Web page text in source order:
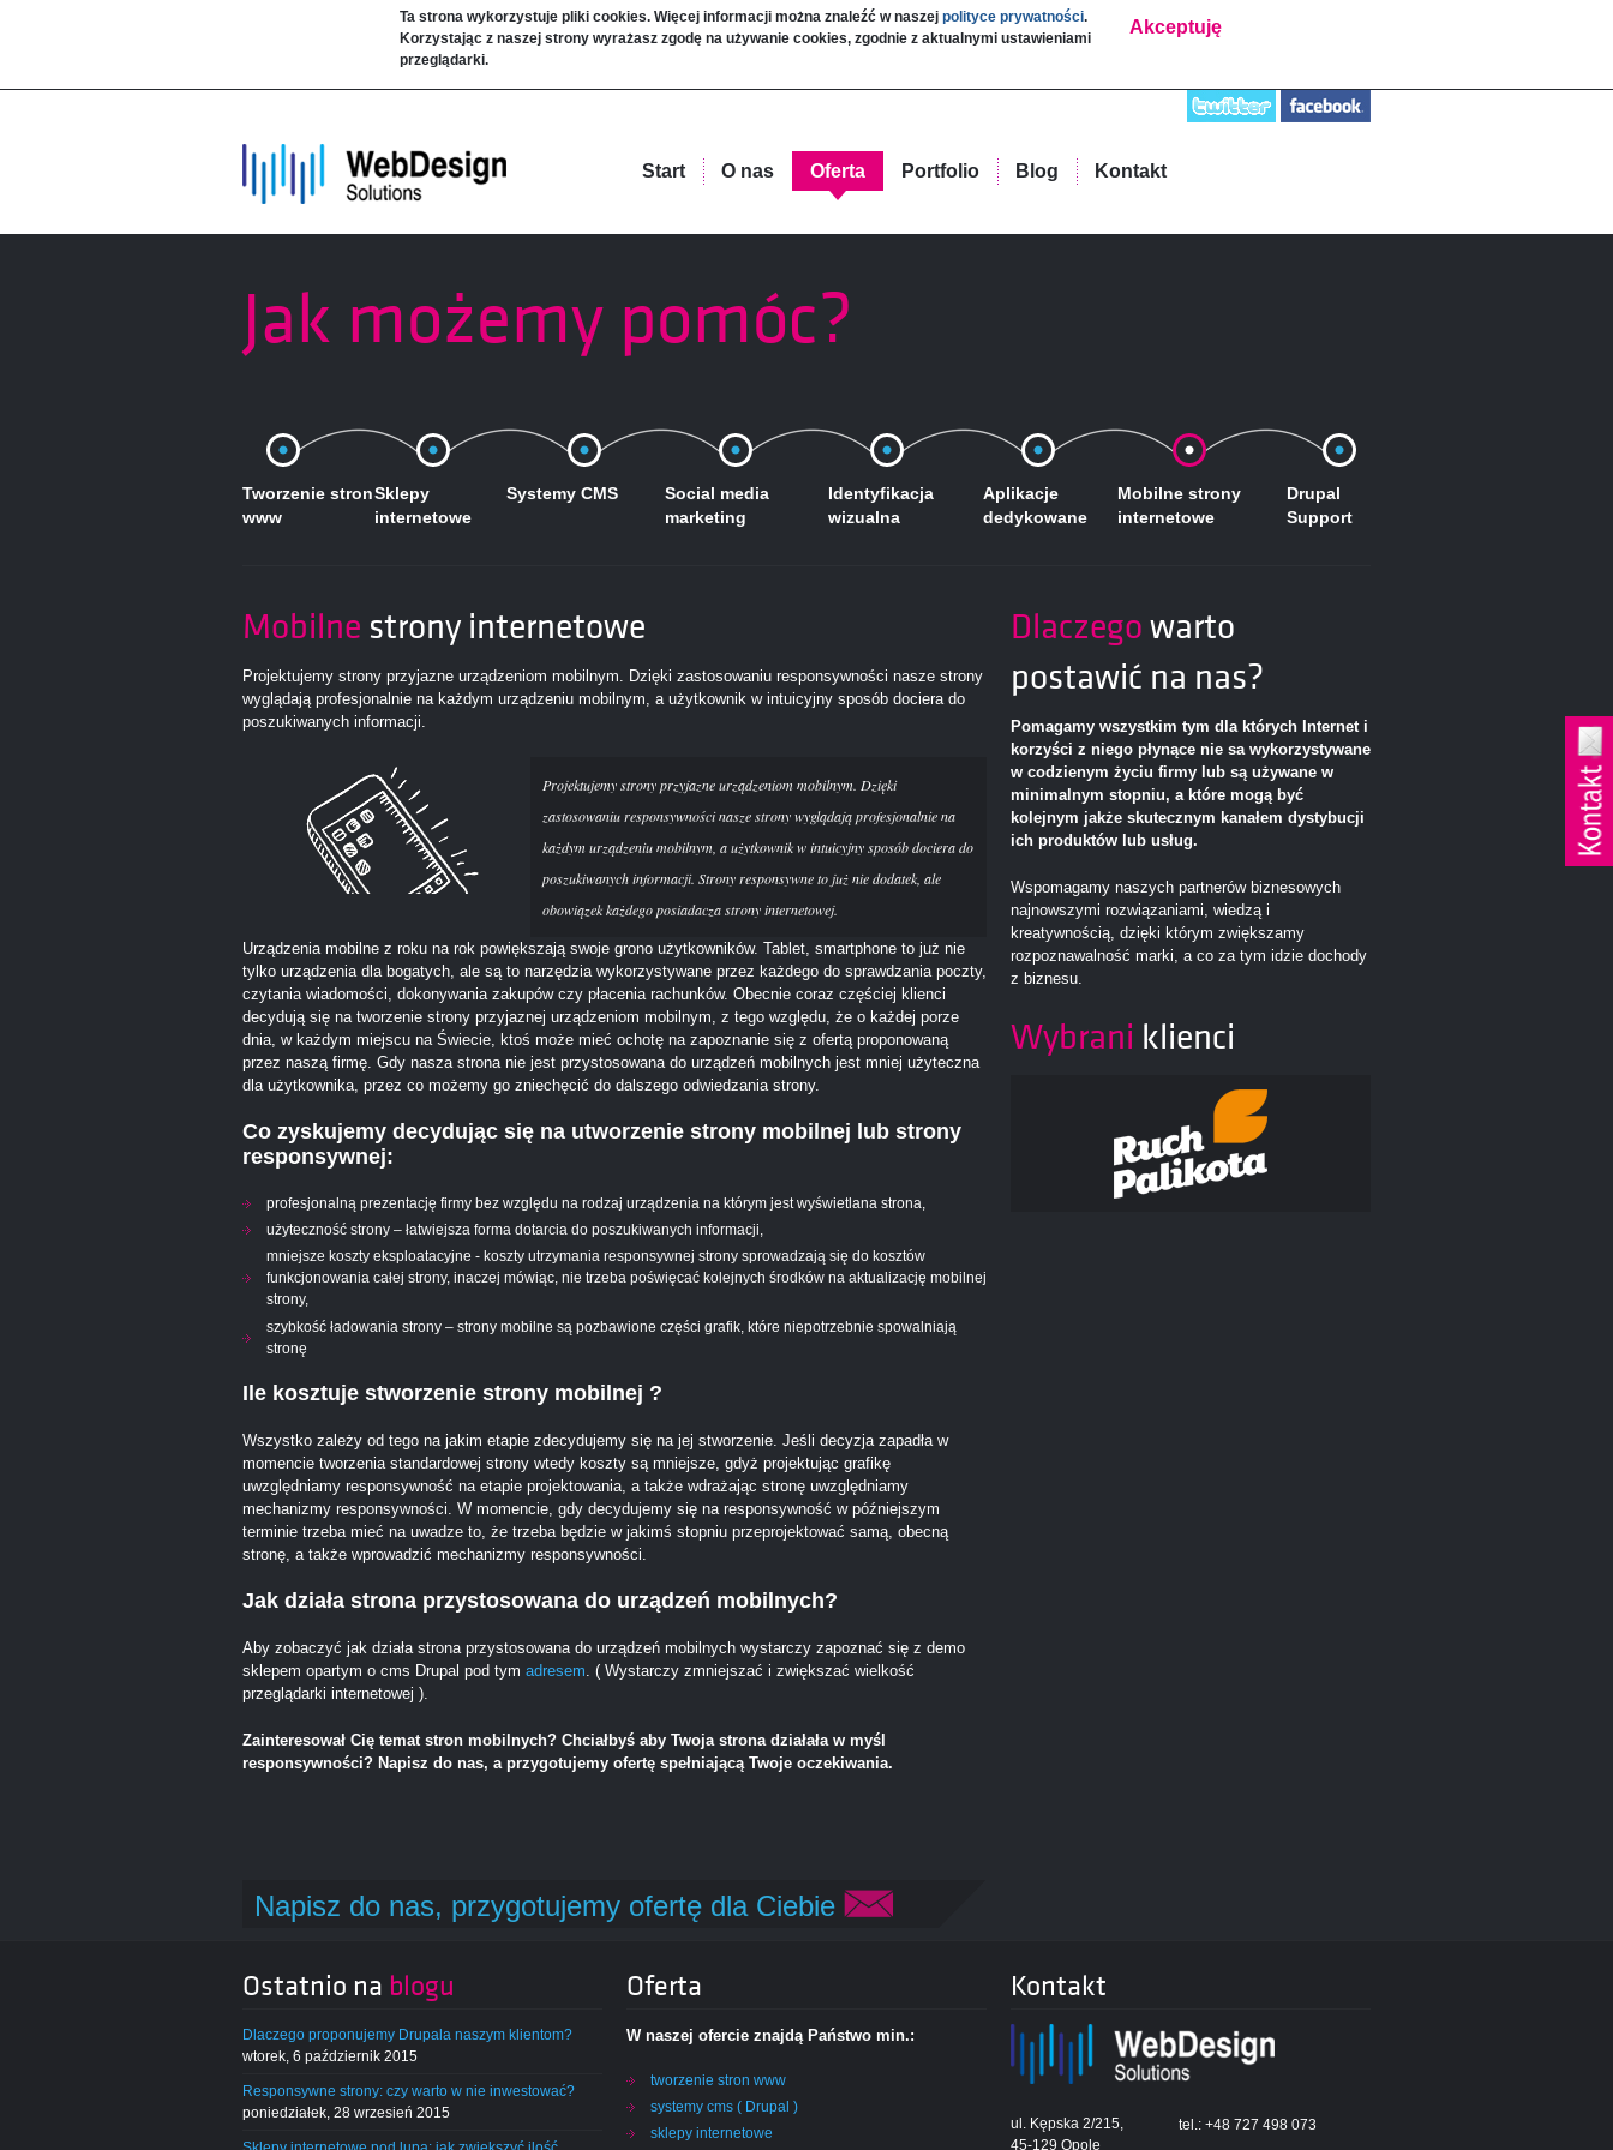
Ta strona wykorzystuje pliki cookies. Więcej informacji można znaleźć w naszej polityce prywatności.
Korzystając z naszej strony wyrażasz zgodę na używanie cookies, zgodnie z aktualnymi ustawieniami
przeglądarki.
Akceptuję
Start O nas Oferta Portfolio Blog Kontakt
Jak możemy pomóc?
Tworzenie stron
www
Sklepy
internetowe
Systemy CMS
Social media
marketing
Identyfikacja
wizualna
Aplikacje
dedykowane
Mobilne strony
internetowe
Drupal
Support
Mobilne strony internetowe
Projektujemy strony przyjazne urządzeniom mobilnym. Dzięki zastosowaniu responsywności nasze strony
wyglądają profesjonalnie na każdym urządzeniu mobilnym, a użytkownik w intuicyjny sposób dociera do
poszukiwanych informacji.
Projektujemy strony przyjazne urządzeniom mobilnym. Dzięki
zastosowaniu responsywności nasze strony wyglądają profesjonalnie na
każdym urządzeniu mobilnym, a użytkownik w intuicyjny sposób dociera do
poszukiwanych informacji. Strony responsywne to już nie dodatek, ale
obowiązek każdego posiadacza strony internetowej.
Urządzenia mobilne z roku na rok powiększają swoje grono użytkowników. Tablet, smartphone to już nie
tylko urządzenia dla bogatych, ale są to narzędzia wykorzystywane przez każdego do sprawdzania poczty,
czytania wiadomości, dokonywania zakupów czy płacenia rachunków. Obecnie coraz częściej klienci
decydują się na tworzenie strony przyjaznej urządzeniom mobilnym, z tego względu, że o każdej porze
dnia, w każdym miejscu na Świecie, ktoś może mieć ochotę na zapoznanie się z ofertą proponowaną
przez naszą firmę. Gdy nasza strona nie jest przystosowana do urządzeń mobilnych jest mniej użyteczna
dla użytkownika, przez co możemy go zniechęcić do dalszego odwiedzania strony.
Co zyskujemy decydując się na utworzenie strony mobilnej lub strony
responsywnej:
profesjonalną prezentację firmy bez względu na rodzaj urządzenia na którym jest wyświetlana strona,
użyteczność strony – łatwiejsza forma dotarcia do poszukiwanych informacji,
mniejsze koszty eksploatacyjne - koszty utrzymania responsywnej strony sprowadzają się do kosztów
funkcjonowania całej strony, inaczej mówiąc, nie trzeba poświęcać kolejnych środków na aktualizację mobilnej
strony,
szybkość ładowania strony – strony mobilne są pozbawione części grafik, które niepotrzebnie spowalniają
stronę
Ile kosztuje stworzenie strony mobilnej ?
Wszystko zależy od tego na jakim etapie zdecydujemy się na jej stworzenie. Jeśli decyzja zapadła w
momencie tworzenia standardowej strony wtedy koszty są mniejsze, gdyż projektując grafikę
uwzględniamy responsywność na etapie projektowania, a także wdrażając stronę uwzględniamy
mechanizmy responsywności. W momencie, gdy decydujemy się na responsywność w późniejszym
terminie trzeba mieć na uwadze to, że trzeba będzie w jakimś stopniu przeprojektować samą, obecną
stronę, a także wprowadzić mechanizmy responsywności.
Jak działa strona przystosowana do urządzeń mobilnych?
Aby zobaczyć jak działa strona przystosowana do urządzeń mobilnych wystarczy zapoznać się z demo
sklepem opartym o cms Drupal pod tym adresem. ( Wystarczy zmniejszać i zwiększać wielkość
przeglądarki internetowej ).
Zainteresował Cię temat stron mobilnych? Chciałbyś aby Twoja strona działała w myśl
responsywności? Napisz do nas, a przygotujemy ofertę spełniającą Twoje oczekiwania.
Napisz do nas, przygotujemy ofertę dla Ciebie
Dlaczego warto
postawić na nas?
Pomagamy wszystkim tym dla których Internet i
korzyści z niego płynące nie sa wykorzystywane
w codzienym życiu firmy lub są używane w
minimalnym stopniu, a które mogą być
kolejnym jakże skutecznym kanałem dystybucji
ich produktów lub usług.
Wspomagamy naszych partnerów biznesowych
najnowszymi rozwiązaniami, wiedzą i
kreatywnością, dzięki którym zwiększamy
rozpoznawalność marki, a co za tym idzie dochody
z biznesu.
Wybrani klienci
Ostatnio na blogu
Dlaczego proponujemy Drupala naszym klientom?
wtorek, 6 październik 2015
Responsywne strony: czy warto w nie inwestować?
poniedziałek, 28 wrzesień 2015
Oferta
W naszej ofercie znajdą Państwo min.:
tworzenie stron www
systemy cms ( Drupal )
sklepy internetowe
Kontakt
ul. Kępska 2/215,
45-129 Opole
tel.: +48 727 498 073